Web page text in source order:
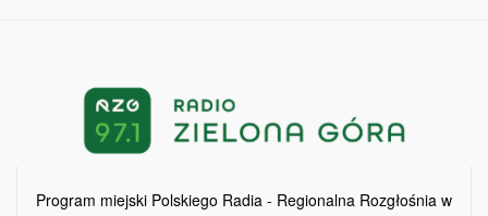
Program miejski Polskiego Radia - Regionalna Rozgłośnia w